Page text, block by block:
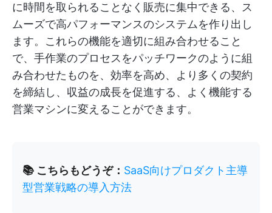
に時間を取られることなく販売に集中できる、ス
ムーズで高パフォーマンスのシステムを作り出し
ます。これらの機能を適切に組み合わせること
で、手作業のプロセスをパッチワークのように組
み合わせたものを、効率を高め、より多くの契約
を締結し、収益の成長を促進する、よく機能する
営業マシンに変えることができます。
📚 こちらもどうぞ： SaaS向けプロダクト主導
型営業戦略の導入方法